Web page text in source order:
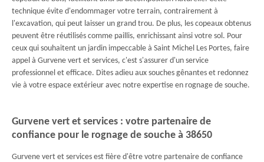
technique évite d'endommager votre terrain, contrairement à
l'excavation, qui peut laisser un grand trou. De plus, les copeaux obtenus
peuvent être réutilisés comme paillis, enrichissant ainsi votre sol. Pour
ceux qui souhaitent un jardin impeccable à Saint Michel Les Portes, faire
appel à Gurvene vert et services, c'est s'assurer d'un service
professionnel et efficace. Dites adieu aux souches gênantes et redonnez
vie à votre espace extérieur avec notre expertise en rognage de souche.
Gurvene vert et services : votre partenaire de
confiance pour le rognage de souche à 38650
Gurvene vert et services est fière d'être votre partenaire de confiance